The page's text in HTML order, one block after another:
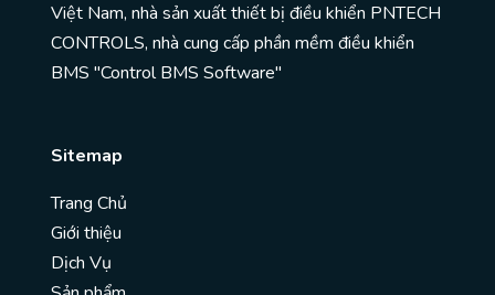
Việt Nam, nhà sản xuất thiết bị điều khiển PNTECH
CONTROLS, nhà cung cấp phần mềm điều khiển
BMS "Control BMS Software"
Sitemap
Trang Chủ
Giới thiệu
Dịch Vụ